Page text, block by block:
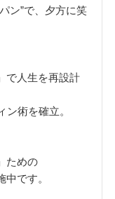
ン”で、夕方に笑
で人生を再設計
術を確立。
ための
です。